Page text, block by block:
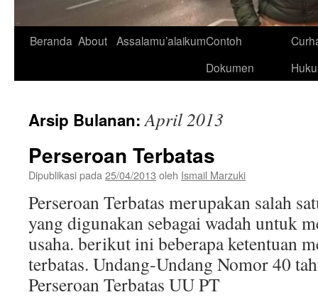
Beranda About Assalamu’alaikumContoh
Dokumen
Arsip Bulanan:April 2013
Perseroan Terbatas
Dipublikasi pada 25/04/2013 oleh Ismail Marzuki
Perseroan Terbatas merupakan salah
yang digunakan sebagai wadah untuk
usaha. berikut ini beberapa ketentuan
terbatas. Undang-Undang Nomor 40
Perseroan Terbatas UU PT